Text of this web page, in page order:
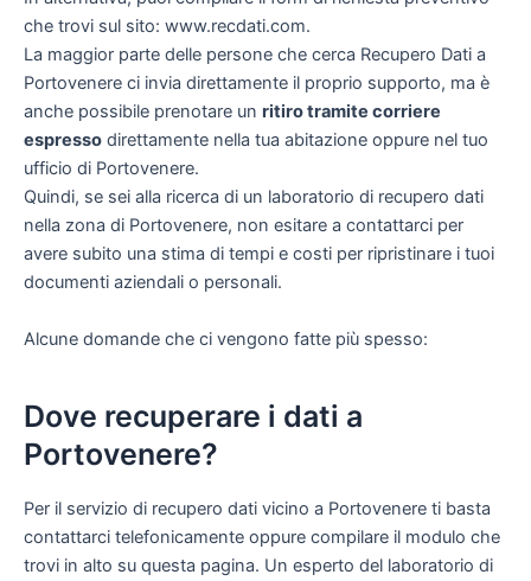
che trovi sul sito: www.recdati.com.
La maggior parte delle persone che cerca Recupero Dati a
Portovenere ci invia direttamente il proprio supporto, ma è
anche possibile prenotare un ritiro tramite corriere
espresso direttamente nella tua abitazione oppure nel tuo
ufficio di Portovenere.
Quindi, se sei alla ricerca di un laboratorio di recupero dati
nella zona di Portovenere, non esitare a contattarci per
avere subito una stima di tempi e costi per ripristinare i tuoi
documenti aziendali o personali.
Alcune domande che ci vengono fatte più spesso:
Dove recuperare i dati a
Portovenere?
Per il servizio di recupero dati vicino a Portovenere ti basta
contattarci telefonicamente oppure compilare il modulo che
trovi in alto su questa pagina. Un esperto del laboratorio di